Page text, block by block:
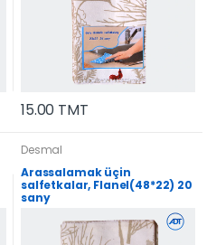
15.00 TMT
Desmal
Arassalamak üçin
salfetkalar, Flanel(48*22) 20
sany